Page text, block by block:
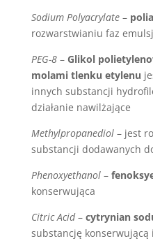
Sodium Polyacrylate –
rozwarstwianiu faz
PEG-8– Glikol
molami tlenku etylenu
innych substancji
działanie nawilżające
Methylpropanediol – jest
substancji dodawanych
Phenoxyethanol –
konserwująca
Citric Acid– cytrynian
substancję